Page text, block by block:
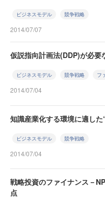
ビジネスモデル 競争戦略
2014/07/07
仮説指向計画法(DDP)が必要
ビジネスモデル 競争戦略 フ
2014/07/04
知識産業化する環境に適し
ビジネスモデル 競争戦略
2014/07/04
戦略投資のファイナンス－
点